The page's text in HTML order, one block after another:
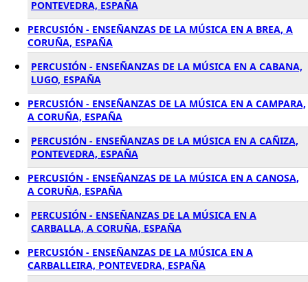
PONTEVEDRA, ESPAÑA
PERCUSIÓN - ENSEÑANZAS DE LA MÚSICA EN A BREA, A
CORUÑA, ESPAÑA
PERCUSIÓN - ENSEÑANZAS DE LA MÚSICA EN A CABANA,
LUGO, ESPAÑA
PERCUSIÓN - ENSEÑANZAS DE LA MÚSICA EN A CAMPARA,
A CORUÑA, ESPAÑA
PERCUSIÓN - ENSEÑANZAS DE LA MÚSICA EN A CAÑIZA,
PONTEVEDRA, ESPAÑA
PERCUSIÓN - ENSEÑANZAS DE LA MÚSICA EN A CANOSA,
A CORUÑA, ESPAÑA
PERCUSIÓN - ENSEÑANZAS DE LA MÚSICA EN A
CARBALLA, A CORUÑA, ESPAÑA
PERCUSIÓN - ENSEÑANZAS DE LA MÚSICA EN A
CARBALLEIRA, PONTEVEDRA, ESPAÑA